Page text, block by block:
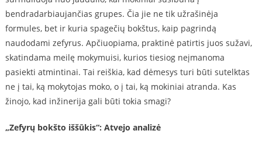
bendradarbiaujančias grupes. Čia jie ne tik užrašinėja
formules, bet ir kuria spagečių bokštus, kaip pagrindą
naudodami zefyrus. Apčiuopiama, praktinė patirtis juos sužavi,
skatindama meilę mokymuisi, kurios tiesiog neįmanoma
pasiekti atmintinai. Tai reiškia, kad dėmesys turi būti sutelktas
ne į tai, ką mokytojas moko, o į tai, ką mokiniai atranda. Kas
žinojo, kad inžinerija gali būti tokia smagi?
„Zefyrų bokšto iššūkis“: Atvejo analizė